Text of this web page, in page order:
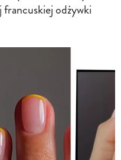
odżywki